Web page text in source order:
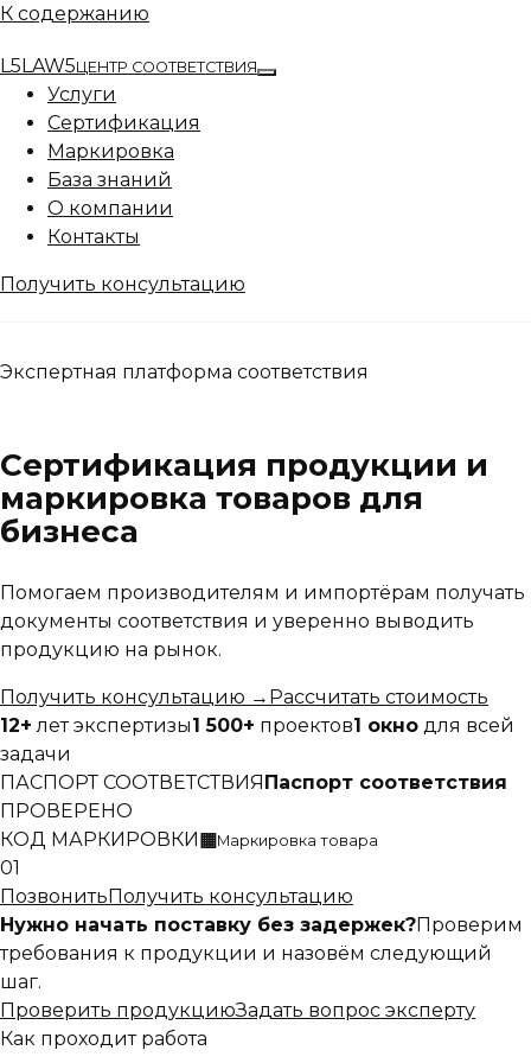
К содержанию
L5LAW5ЦЕНТР СООТВЕТСТВИЯ
Услуги
Сертификация
Маркировка
База знаний
О компании
Контакты
Получить консультацию
Экспертная платформа соответствия
Сертификация продукции и
маркировка товаров для
бизнеса
Помогаем производителям и импортёрам получать
документы соответствия и уверенно выводить
продукцию на рынок.
Получить консультацию → Рассчитать стоимость
12+ лет экспертизы1 500+ проектов1 окно для всей
задачи
ПАСПОРТ СООТВЕТСТВИЯПаспорт соответствия
ПРОВЕРЕНО
КОД МАРКИРОВКИ▦Маркировка товара
01
ПозвонитьПолучить консультацию
Нужно начать поставку без задержек?Проверим
требования к продукции и назовём следующий
шаг.
Проверить продукциюЗадать вопрос эксперту
Как проходит работа